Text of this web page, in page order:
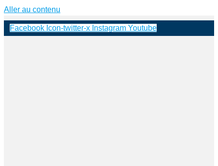
Aller au contenu
Facebook Icon-twitter-x Instagram Youtube